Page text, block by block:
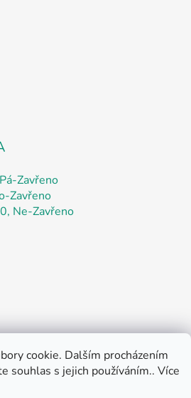
cookie. Dalším procházením
souhlas s jejich používáním.. Více
Zavřeno
Zavřeno
Ne-Zavřeno
ochrany osobních údajů